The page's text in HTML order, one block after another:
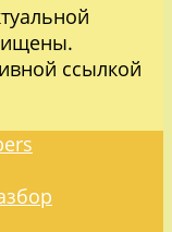
ссылкой